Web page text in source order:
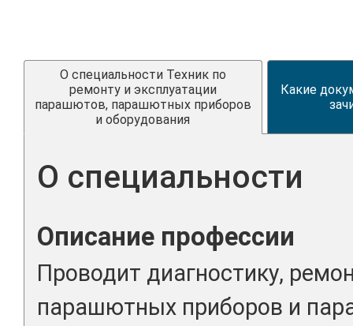
О специальности Техник по
ремонту и эксплуатации
парашютов, парашютных приборов
и оборудования
Какие
О специальности
Описание профессии
Проводит диагностику,
парашютных приборов и